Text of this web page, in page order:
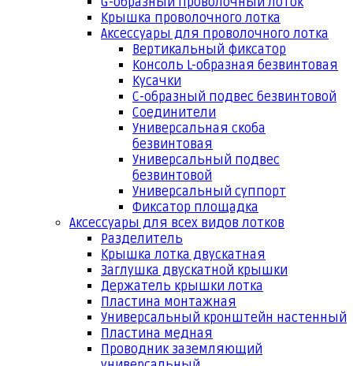
Крышка проволочного лотка
Аксессуары для проволочного лотка
Вертикальный фиксатор
Консоль L-образная безвинтовая
Кусачки
С-образный подвес безвинтовой
Соединители
Универсальная скоба
безвинтовая
Универсальный подвес
безвинтовой
Универсальный суппорт
Фиксатор площадка
Аксессуары для всех видов лотков
Разделитель
Крышка лотка двускатная
Заглушка двускатной крышки
Держатель крышки лотка
Пластина монтажная
Универсальный кронштейн настенный
Пластина медная
Проводник заземляющий